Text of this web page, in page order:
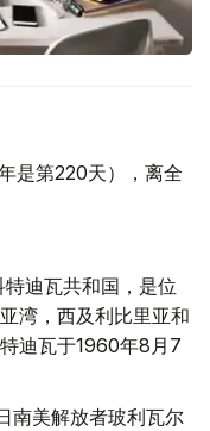
是第220天），离全
迪瓦共和国，是位
湾，西及利比里亚和
迪瓦于1960年8月7
南美解放者玻利瓦尔